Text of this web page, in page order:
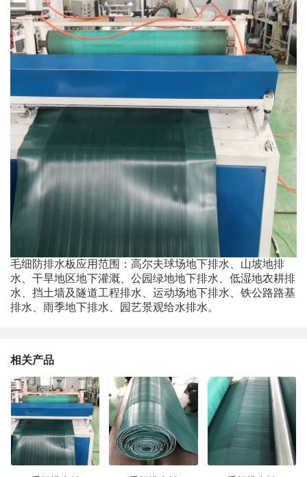
毛细防排水板应用范围：高尔夫球场地下排水、山坡地排
水、干旱地区地下灌溉、公园绿地地下排水、低湿地农耕排
水、挡土墙及隧道工程排水、运动场地下排水、铁公路路基
排水、雨季地下排水、园艺景观给水排水。
相关产品